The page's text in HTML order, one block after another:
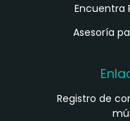
Encuentra
Asesoría
Registro de